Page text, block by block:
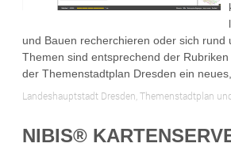
und Bauen recherchieren oder sich
Themen sind entsprechend der
der Themenstadtplan Dresden ein
Landeshauptstadt Dresden, Themenstadtplan
NIBIS®